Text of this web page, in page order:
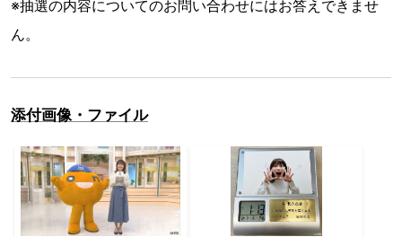
※抽選の内容についてのお問い合わせにはお答えできませ
ん。
添付画像・ファイル